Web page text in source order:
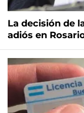
La decisión de
adiós en